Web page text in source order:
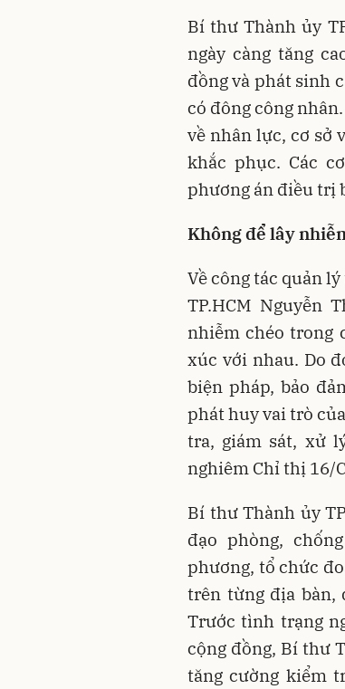
Bí thư Thành ủy
ngày càng tăng
đồng và phát sinh
có đông công
về nhân lực, cơ sở
khắc phục. Các
phương án điều trị
Không để lây
Về công tác quản
TP.HCM Nguyễn
nhiễm chéo trong
xúc với nhau. Do
biện pháp, bảo
phát huy vai trò
tra, giám sát, xử
nghiêm Chỉ thị 16/
Bí thư Thành ủy
đạo phòng,
phương, tổ chức
trên từng địa bàn,
Trước tình trạng
cộng đồng, Bí thư
tăng cường kiểm